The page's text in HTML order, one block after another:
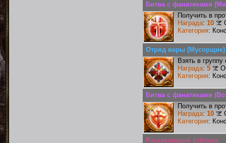
Битва с фанатиками
Получить в
Награда: 10
Категория:
Отряд веры (Мусорщик)
Взять в
Награда: 5
Категория:
Битва с фанатиками
Получить в
Награда: 10
Категория:
Рассекающий отблеск.